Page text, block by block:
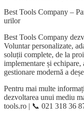
Best Tools Company –
urilor
Best Tools Company
Voluntar personalizate,
soluții complete, de la
implementare și echipare,
gestionare modernă a
Pentru mai multe
dezvoltarea unui mediu
tools.ro | 📞 021 318 36